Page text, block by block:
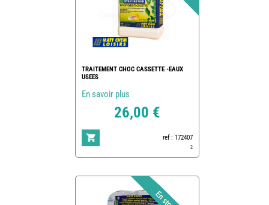
TRAITEMENT CHOC CASSETTE -EAUX
USEES
En savoir plus
26,00 €
ref : 172407
2